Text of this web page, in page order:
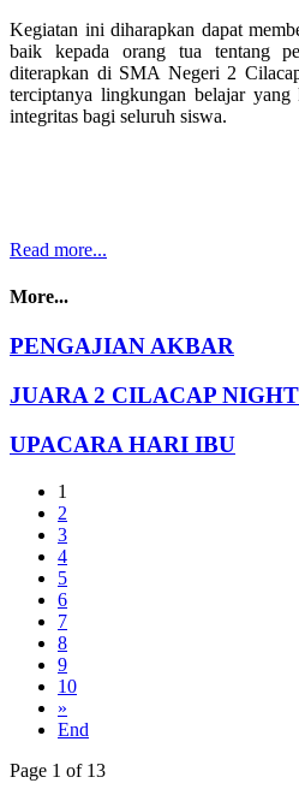
Kegiatan ini diharapkan dapat
baik kepada orang tua tentang
diterapkan di SMA Negeri 2
terciptanya lingkungan belajar
integritas bagi seluruh siswa.
Read more...
More...
PENGAJIAN AKBAR
JUARA 2 CILACAP
UPACARA HARI IBU
1
2
3
4
5
6
7
8
9
10
»
End
Page 1 of 13